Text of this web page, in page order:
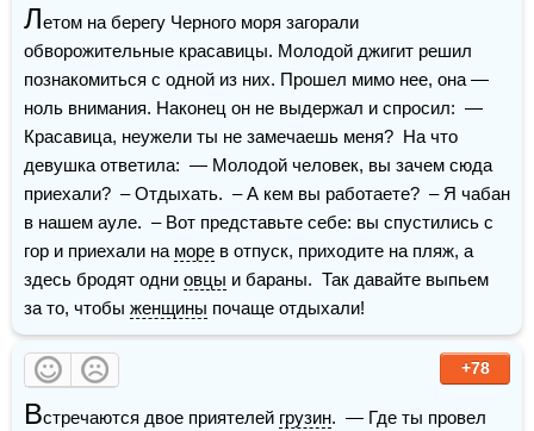
Летом на берегу Черного моря загорали
обворожительные красавицы. Молодой джигит решил
познакомиться с одной из них. Прошел мимо нее, она —
ноль внимания. Наконец он не выдержал и спросил:  —
Красавица, неужели ты не замечаешь меня?  На что
девушка ответила:  — Молодой человек, вы зачем сюда
приехали?  – Отдыхать.  – А кем вы работаете?  – Я чабан
в нашем ауле.  – Вот представьте себе: вы спустились с
гор и приехали на море в отпуск, приходите на пляж, а
здесь бродят одни овцы и бараны.  Так давайте выпьем
за то, чтобы женщины почаще отдыхали!
+78
Встречаются двое приятелей грузин.  — Где ты провел